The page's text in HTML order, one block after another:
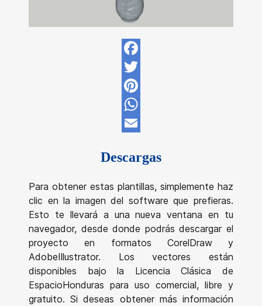
Facebook
Twitter
Pinterest
WhatsApp
Descargas
Para obtener estas plantillas, simplemente haz
clic en la imagen del software que prefieras.
Esto te llevará a una nueva ventana en tu
navegador, desde donde podrás descargar el
proyecto en formatos CorelDraw y
AdobeIllustrator. Los vectores están
disponibles bajo la Licencia Clásica de
EspacioHonduras para uso comercial, libre y
gratuito. Si deseas obtener más información